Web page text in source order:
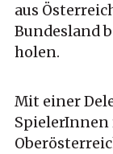
aus
Bundesland
holen.
Mit einer
SpielerInnen